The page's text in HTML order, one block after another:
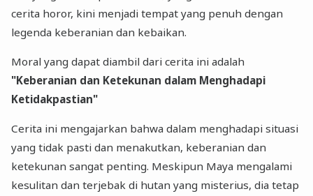
cerita horor, kini menjadi tempat yang penuh dengan
legenda keberanian dan kebaikan.
Moral yang dapat diambil dari cerita ini adalah
"Keberanian dan Ketekunan dalam Menghadapi
Ketidakpastian"
Cerita ini mengajarkan bahwa dalam menghadapi situasi
yang tidak pasti dan menakutkan, keberanian dan
ketekunan sangat penting. Meskipun Maya mengalami
kesulitan dan terjebak di hutan yang misterius, dia tetap